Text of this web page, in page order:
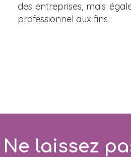
des entreprises, mais
professionnel aux fins :
Ne laissez